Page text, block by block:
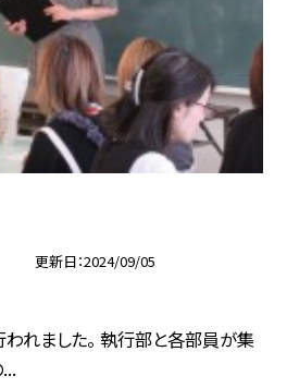
更新日 2024/09/05
れました。 執行部と各部員が集